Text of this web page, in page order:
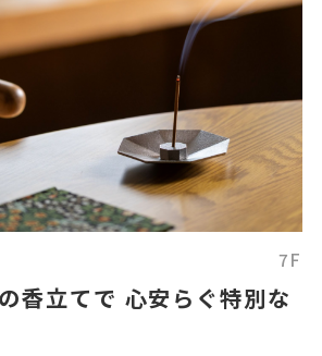
7F
香立てで 心安らぐ特別な